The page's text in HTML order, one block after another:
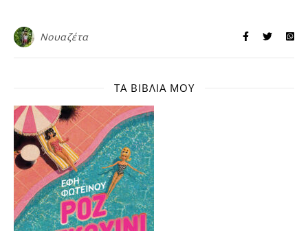
Νουαζέτα
ΤΑ ΒΙΒΛΊΑ ΜΟΥ